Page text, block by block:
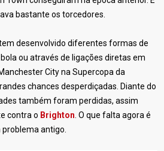
bastante os torcedores.
desenvolvido diferentes formas de
ou através de ligações diretas em
City na Supercopa da
chances desperdiçadas. Diante do
também foram perdidas, assim
contra o Brighton . O que falta agora é
antigo.